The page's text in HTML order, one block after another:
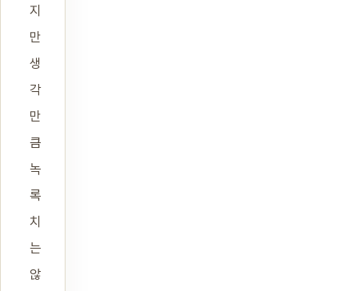
지
만
생
각
만
큼
녹
록
치
는
않